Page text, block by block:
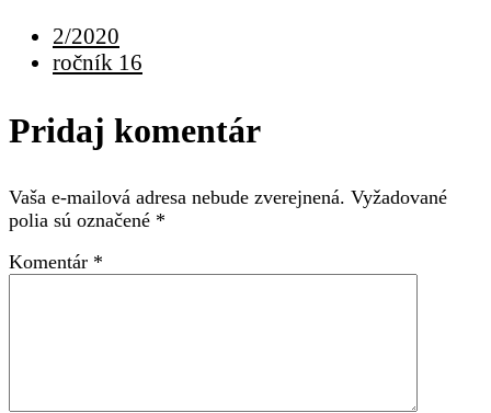
2/2020
ročník 16
Pridaj komentár
Vaša e-mailová adresa nebude zverejnená. Vyžadované
polia sú označené *
Komentár *